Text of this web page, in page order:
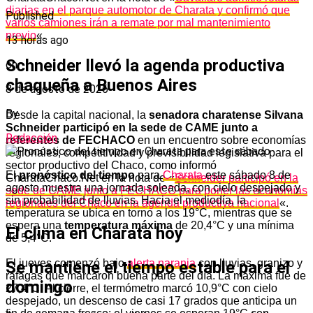
diarias en el parque automotor de Charata y confirmó que
varios camiones irán a remate por mal mantenimiento
previo«.
Schneider llevó la agenda productiva
chaqueña a Buenos Aires
Desde la capital nacional, la senadora charatense Silvana
Schneider participó en la sede de CAME junto a
referentes de FECHACO en un encuentro sobre economías
regionales, competitividad y previsibilidad legislativa para el
sector productivo del Chaco, como informó
CharataChaco.Net en la nota de «Schneider participó en la
sede de CAME junto a FECHACO para poner las economías
regionales del Chaco en la agenda productiva nacional «.
El clima en Charata hoy
El jueves comenzó bajoalerta naranjacon lluvias, granizo y
ráfagas que marcaron buena parte del día. La máxima fue de
27,4°C. Al cierre, el termómetro marcó 10,9°C con cielo
despejado, un descenso de casi 17 grados que anticipa un
Published
13 horas ago
on
8 de agosto de 2026
By
Redacción
Elpronóstico del tiempoparaCharataeste sábado 8 de
agosto muestra una jornada soleada, con cielo despejado y
sin probabilidad de lluvias. Hacia el mediodía, la
temperatura se ubica en torno a los 19°C, mientras que se
espera una temperatura máxima de 20,4°C y una mínima
de 5,4°C.
Se mantiene el tiempo estable para el
domingo